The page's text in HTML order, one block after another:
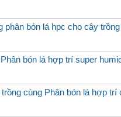
phân bón lá hpc cho cây trồng
bón lá hợp trí super
cùng Phân bón lá hợp trí